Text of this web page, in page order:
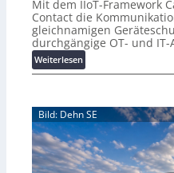
l
l
e
T
r
e
f
f
p
n
k
t
f
ü
n
e
r
m
i
t
e
u
e
r
Y
Mit dem IIoT-Framework
Contact die
gleichnamigen
durchgängige OT- und
Weiterlesen:
I
T
-
F
r
Bild: Dehn SE